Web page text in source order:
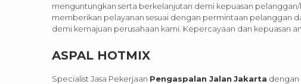
menguntungkan serta berkelanjutan demi kepuasan
memberikan pelayanan sesuai dengan permintaan pelanggan
demi kemajuan perusahaan kami. Kepercayaan dan kepuasan
ASPAL HOTMIX
Specialist Jasa Pekerjaan Pengaspalan Jalan Jakarta dengan